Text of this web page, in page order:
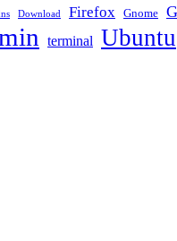
Download Firefox Gnome
terminal Ubuntu